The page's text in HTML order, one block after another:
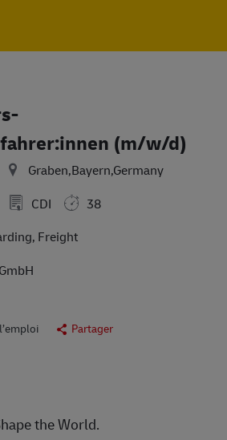
(m/w/d)
Graben,Bayern,Germany
CDI
38
Freight
Partager
the World.